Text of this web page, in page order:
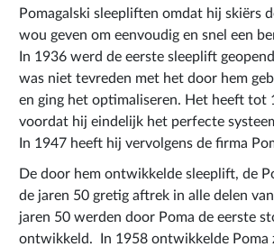
Pomagalski sleepliften omdat hij skiërs
wou geven om eenvoudig en snel een
In 1936 werd de eerste sleeplift
was niet tevreden met het door hem
en ging het optimaliseren. Het heeft tot
voordat hij eindelijk het perfecte
In 1947 heeft hij vervolgens de firma
De door hem ontwikkelde sleeplift, de
de jaren 50 gretig aftrek in alle delen
jaren 50 werden door Poma de eerste
ontwikkeld. In 1958 ontwikkelde Poma